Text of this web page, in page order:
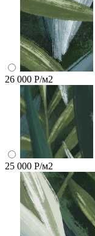
26 000 Р/м2
25 000 Р/м2